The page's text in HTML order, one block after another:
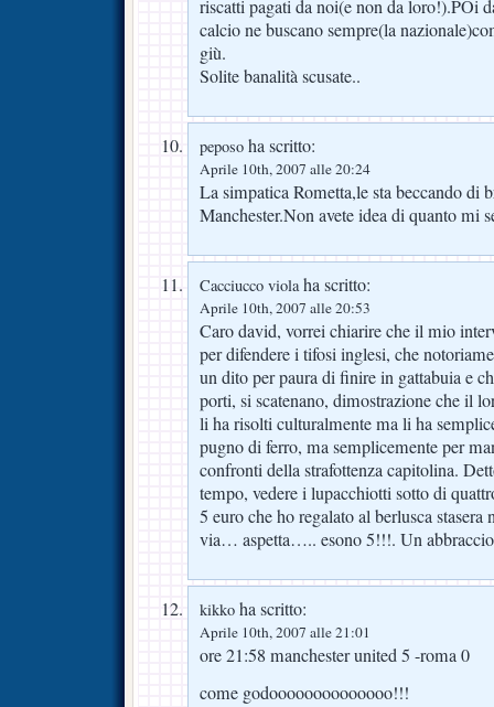
riscatti pagati da noi(e non da loro!).POi
calcio ne buscano sempre(la
giù.
Solite banalità scusate..
peposo ha scritto:
Aprile 10th, 2007 alle 20:24
La simpatica Rometta,le sta beccando di
Manchester.Non avete idea di quanto
Cacciucco violaha scritto:
Aprile 10th, 2007 alle 20:53
Caro david, vorrei chiarire che il mio
per difendere i tifosi inglesi, che
un dito per paura di finire in gattabuia e
porti, si scatenano, dimostrazione che il
li ha risolti culturalmente ma li ha
pugno di ferro, ma semplicemente per
confronti della strafottenza capitolina.
tempo, vedere i lupacchiotti sotto di
5 euro che ho regalato al berlusca
via… aspetta….. esono 5!!!. Un
kikko ha scritto:
Aprile 10th, 2007 alle 21:01
ore 21:58 manchester united 5 -roma 0
come godoooooooooooooo!!!